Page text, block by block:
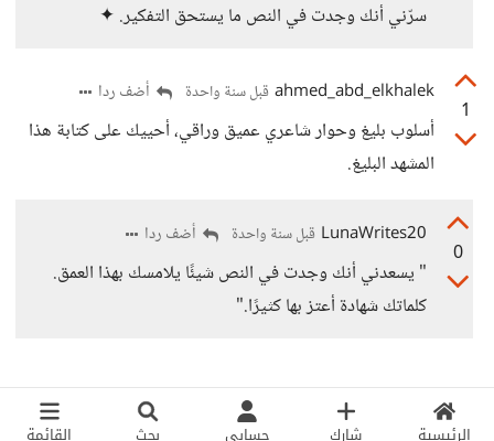
الرئيسية شارك حسابي بحث القائمة
سرّني أنك وجدت في النص ما يستحق التفكير. ✦
1
ahmed_abd_elkhalek قبل سنة واحدة أضف ردا
أسلوب بليغ وحوار شاعري عميق وراقي، أحييك على كتابة هذا
المشهد البليغ.
0
LunaWrites20 قبل سنة واحدة أضف ردا
" يسعدني أنك وجدت في النص شيئًا يلامسك بهذا العمق.
كلماتك شهادة أعتز بها كثيرًا."